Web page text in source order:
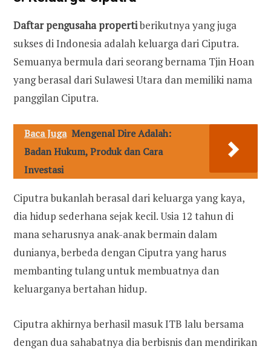
Daftar pengusaha propertiberikutnya yang juga
sukses di Indonesia adalah keluarga dari Ciputra.
Semuanya bermula dari seorang bernama Tjin Hoan
yang berasal dari Sulawesi Utara dan memiliki nama
panggilan Ciputra.
Baca Juga Mengenal Dire Adalah:
Badan Hukum, Produk dan Cara
Investasi
Ciputra bukanlah berasal dari keluarga yang kaya,
dia hidup sederhana sejak kecil. Usia 12 tahun di
mana seharusnya anak-anak bermain dalam
dunianya, berbeda dengan Ciputra yang harus
membanting tulang untuk membuatnya dan
keluarganya bertahan hidup.
Ciputra akhirnya berhasil masuk ITB lalu bersama
dengan dua sahabatnya dia berbisnis dan mendirikan